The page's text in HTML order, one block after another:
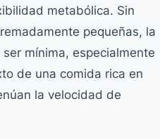
metabólica. Sin
pequeñas, la
mínima, especialmente
de una comida rica en
la velocidad de